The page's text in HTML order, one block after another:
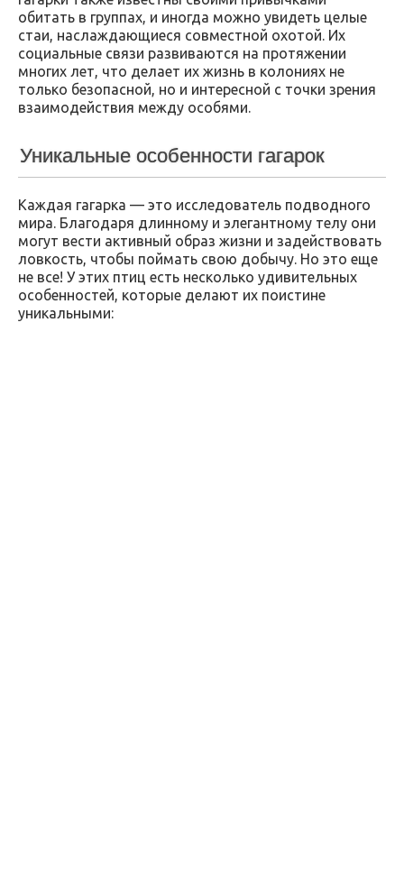
обитать в группах, и иногда можно увидеть целые
стаи, наслаждающиеся совместной охотой. Их
социальные связи развиваются на протяжении
многих лет, что делает их жизнь в колониях не
только безопасной, но и интересной с точки зрения
взаимодействия между особями.
Уникальные особенности гагарок
Каждая гагарка — это исследователь подводного
мира. Благодаря длинному и элегантному телу они
могут вести активный образ жизни и задействовать
ловкость, чтобы поймать свою добычу. Но это еще
не все! У этих птиц есть несколько удивительных
особенностей, которые делают их поистине
уникальными: